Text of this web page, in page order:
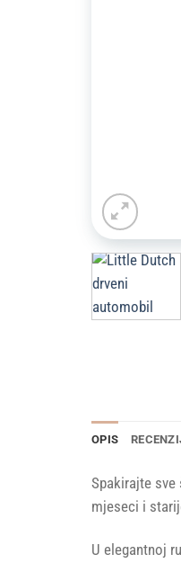
OPIS
Spakirajte sve
mjeseci i
U elegantnoj